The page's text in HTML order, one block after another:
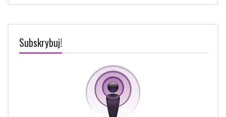
Subskrybuj!